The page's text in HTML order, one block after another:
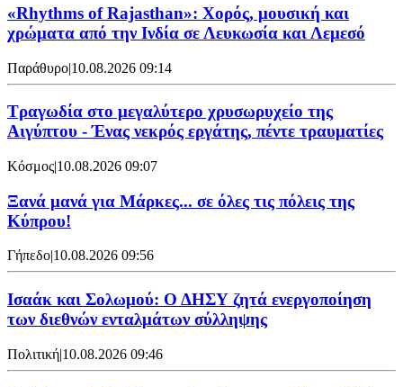
«Rhythms of Rajasthan»: Χορός, μουσική και
χρώματα από την Ινδία σε Λευκωσία και Λεμεσό
Παράθυρο|10.08.2026 09:14
Τραγωδία στο μεγαλύτερο χρυσωρυχείο της
Αιγύπτου - Ένας νεκρός εργάτης, πέντε τραυματίες
Κόσμος|10.08.2026 09:07
Ξανά μανά για Μάρκες... σε όλες τις πόλεις της
Κύπρου!
Γήπεδο|10.08.2026 09:56
Ισαάκ και Σολωμού: Ο ΔΗΣΥ ζητά ενεργοποίηση
των διεθνών ενταλμάτων σύλληψης
Πολιτική|10.08.2026 09:46